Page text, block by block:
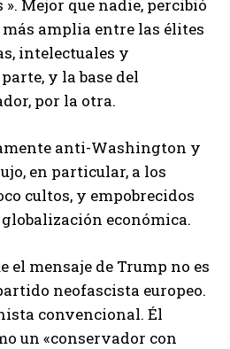
». Mejor que nadie, percibió
amplia entre las élites
intelectuales y
y la base del
por la otra.
anti-Washington y
en particular, a los
cultos, y empobrecidos
económica.
el mensaje de Trump no es
neofascista europeo.
convencional. Él
un «conservador con